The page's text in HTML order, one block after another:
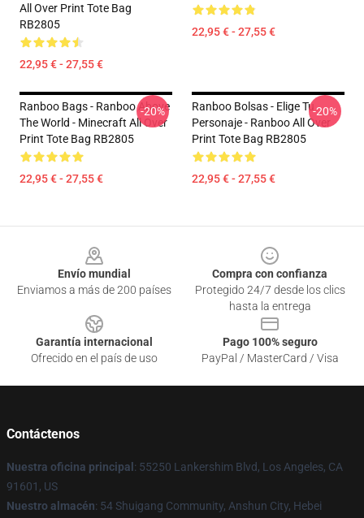
All Over Print Tote Bag
RB2805
22,95 € - 27,55 €
22,95 € - 27,55 €
Ranboo Bags - Ranboo Above
The World - Minecraft All Over
Print Tote Bag RB2805
22,95 € - 27,55 €
-20%
Ranboo Bolsas - Elige Tu
Personaje - Ranboo All Over
Print Tote Bag RB2805
22,95 € - 27,55 €
-20%
Envío mundial
Enviamos a más de 200 países
Compra con confianza
Protegido 24/7 desde los clics
hasta la entrega
Garantía internacional
Ofrecido en el país de uso
Pago 100% seguro
PayPal / MasterCard / Visa
Contáctenos
Nuestra oficina principal : 55250 Lankershim Blvd, Los Angeles, CA
91601, US
Nuestro almacén: 54 Shuigang Community, Anshun City, Hebei